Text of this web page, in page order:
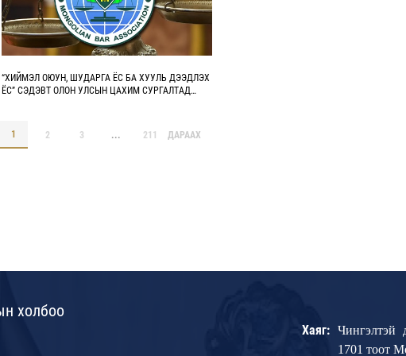
“ХИЙМЭЛ ОЮУН, ШУДАРГА ЁС БА ХУУЛЬ ДЭЭДЛЭХ
ЁС” СЭДЭВТ ОЛОН УЛСЫН ЦАХИМ СУРГАЛТАД
1 2 3 ... 211 ДАРААХ
холбоо
Хаяг:
Чингэлтэй
1701 тоот